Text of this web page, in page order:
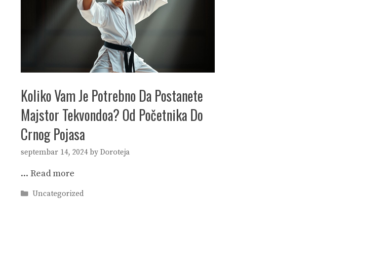
Koliko Vam Je Potrebno Da Postanete
Majstor Tekvondoa? Od Početnika Do
Crnog Pojasa
septembar 14, 2024 by Doroteja
… Read more
Categories
Uncategorized